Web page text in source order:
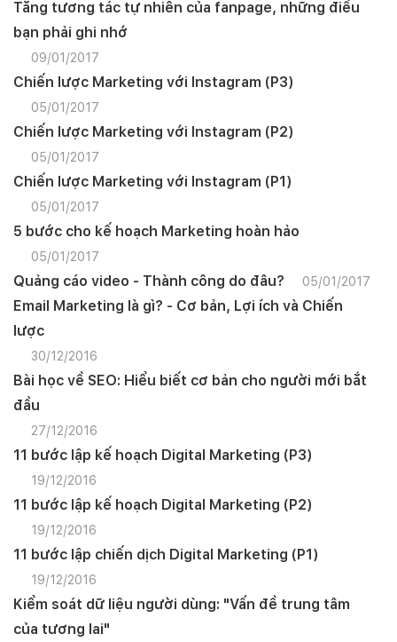
Tăng tương tác tự nhiên của fanpage, những điều
bạn phải ghi nhớ
09/01/2017
Chiến lược Marketing với Instagram (P3)
05/01/2017
Chiến lược Marketing với Instagram (P2)
05/01/2017
Chiến lược Marketing với Instagram (P1)
05/01/2017
5 bước cho kế hoạch Marketing hoàn hảo
05/01/2017
Quảng cáo video - Thành công do đâu? 05/01/2017
Email Marketing là gì? - Cơ bản, Lợi ích và Chiến
lược
30/12/2016
Bài học về SEO: Hiểu biết cơ bản cho người mới bắt
đầu
27/12/2016
11 bước lập kế hoạch Digital Marketing (P3)
19/12/2016
11 bước lập kế hoạch Digital Marketing (P2)
19/12/2016
11 bước lập chiến dịch Digital Marketing (P1)
19/12/2016
Kiểm soát dữ liệu người dùng: "Vấn đề trung tâm
của tương lai"